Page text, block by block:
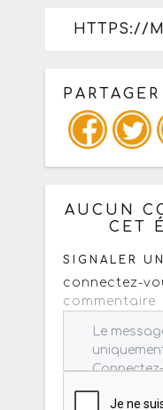
HTTPS://
Copiez les
: mail /
AUCUN
CET
SIGNALER
connectez-
commentaire